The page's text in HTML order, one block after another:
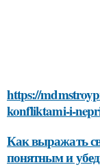
https://
konfliktami-i-
Как выражать
понятным и